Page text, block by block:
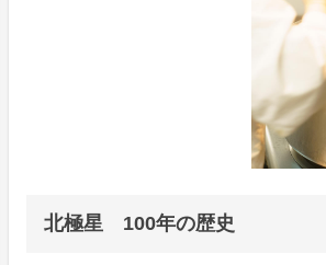
北極星 100年の歴史